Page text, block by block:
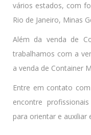
vários estados, com
Rio de Janeiro, Minas
Além da venda de
trabalhamos com a
a venda de Container
Entre em contato
encontre
para orientar e auxiliar